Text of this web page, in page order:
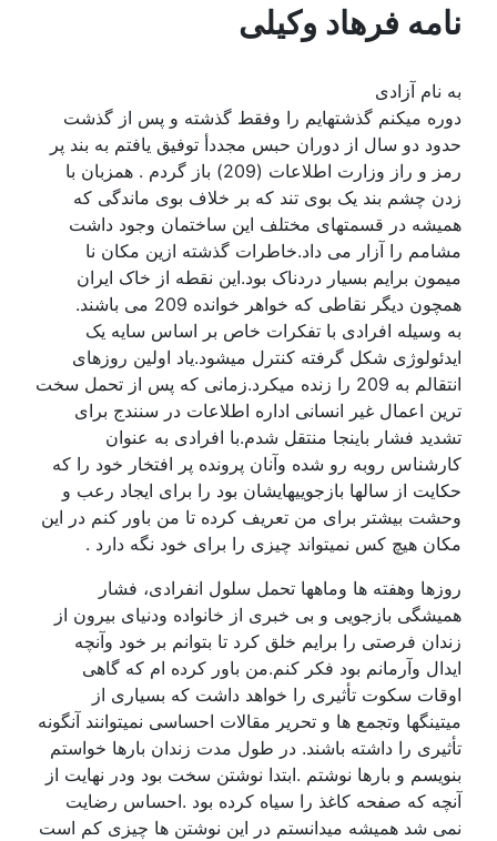
نامه فرهاد وکيلی
به نام آزادی
دوره میکنم گذشتهایم را وفقط گذشته و پس از گذشت
حدود دو سال از دوران حبس مجددأ توفیق یافتم به بند پر
رمز و راز وزارت اطلاعات (209) باز گردم . همزبان با
زدن چشم بند یک بوی تند که بر خلاف بوی ماندگی که
همیشه در قسمتهای مختلف این ساختمان وجود داشت
مشامم را آزار می داد.خاطرات گذشته ازین مکان نا
میمون برایم بسیار دردناک بود.این نقطه از خاک ایران
همچون دیگر نقاطی که خواهر خوانده 209 می باشند.
به وسیله افرادی با تفکرات خاص بر اساس سایه یک
ایدئولوژی شکل گرفته کنترل میشود.یاد اولین روزهای
انتقالم به 209 را زنده میکرد.زمانی که پس از تحمل سخت
ترین اعمال غیر انسانی اداره اطلاعات در سنندج برای
تشدید فشار باینجا منتقل شدم.با افرادی به عنوان
کارشناس روبه رو شده وآنان پرونده پر افتخار خود را که
حکایت از سالها بازجوییهایشان بود را برای ایجاد رعب و
وحشت بیشتر برای من تعریف کرده تا من باور کنم در این
مکان هیچ کس نمیتواند چیزی را برای خود نگه دارد .
روزها وهفته ها وماهها تحمل سلول انفرادی، فشار
همیشگی بازجویی و بی خبری از خانواده ودنیای بیرون از
زندان فرصتی را برایم خلق کرد تا بتوانم بر خود وآنچه
ایدال وآرمانم بود فکر کنم.من باور کرده ام که گاهی
اوقات سکوت تأثیری را خواهد داشت که بسیاری از
میتینگها وتجمع ها و تحریر مقالات احساسی نمیتوانند آنگونه
تأثیری را داشته باشند. در طول مدت زندان بارها خواستم
بنویسم و بارها نوشتم .ابتدا نوشتن سخت بود ودر نهایت از
آنچه که صفحه کاغذ را سیاه کرده بود .احساس رضایت
نمی شد همیشه میدانستم در این نوشتن ها چیزی کم است